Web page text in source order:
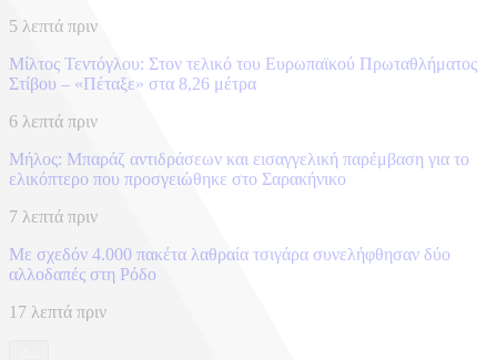
5 λεπτά πριν
Μίλτος Τεντόγλου: Στον τελικό του Ευρωπαϊκού Πρωταθλήματος
Στίβου – «Πέταξε» στα 8,26 μέτρα
6 λεπτά πριν
Μήλος: Μπαράζ αντιδράσεων και εισαγγελική παρέμβαση για το
ελικόπτερο που προσγειώθηκε στο Σαρακήνικο
7 λεπτά πριν
Με σχεδόν 4.000 πακέτα λαθραία τσιγάρα συνελήφθησαν δύο
αλλοδαπές στη Ρόδο
17 λεπτά πριν